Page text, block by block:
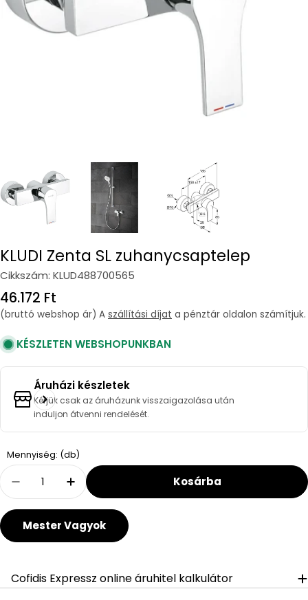
media 0 in modal
KLUDI Zenta SL zuhanycsaptelep
Cikkszám: KLUD488700565
Regular
price
46.172 Ft
(bruttó webshop ár) A szállítási díjat a pénztár oldalon számítjuk.
KÉSZLETEN WEBSHOPUNKBAN
Áruházi készletek
Kérjük csak az áruházunk visszaigazolása után
induljon átvenni rendelését.
Mennyiség: (db)Quantity
Decrease Quantity For KLUDI Zenta SL
Increase Quantity For KLUDI Zenta
Kosárba
Mester Vagyok
Cofidis Expressz online áruhitel kalkulátor